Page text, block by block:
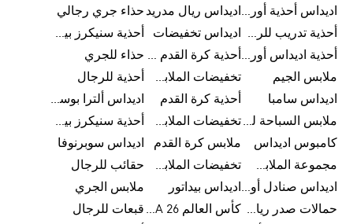
اديداس أحذية أورجينالز اديداس ريال مدريد حذاء جري رجالي
أحذية تدريب للرجال
اديداس تخفيضات
أحذية سنيكرز بيضاء للرجال
أحذية اديداس أورجينال للنساء
أحذية كرة القدم للرجال حذاء للجري
ملابس الجيم
تخفيضات الملابس للأطفال
أحذية للرجال
اديداس سامبا
أحذية كرة القدم
اديداس ألترا بوست
ملابس السباحة للرجال
تخفيضات الملابس الرياضية
أحذية سنيكرز بيضاء للرجال
كامبوس اديداس
ملابس كرة القدم
اديداس سوبرنوفا
مجموعة الملابس الرياضية
تخفيضات الملابس للرجال
حقائب للرجال
اديداس صنادل أورجينال للنساء اديداس بيداتور
ملابس الجري
حمالات صدر رياضية
كأس العالم FIFA 26™ قبعات للرجال